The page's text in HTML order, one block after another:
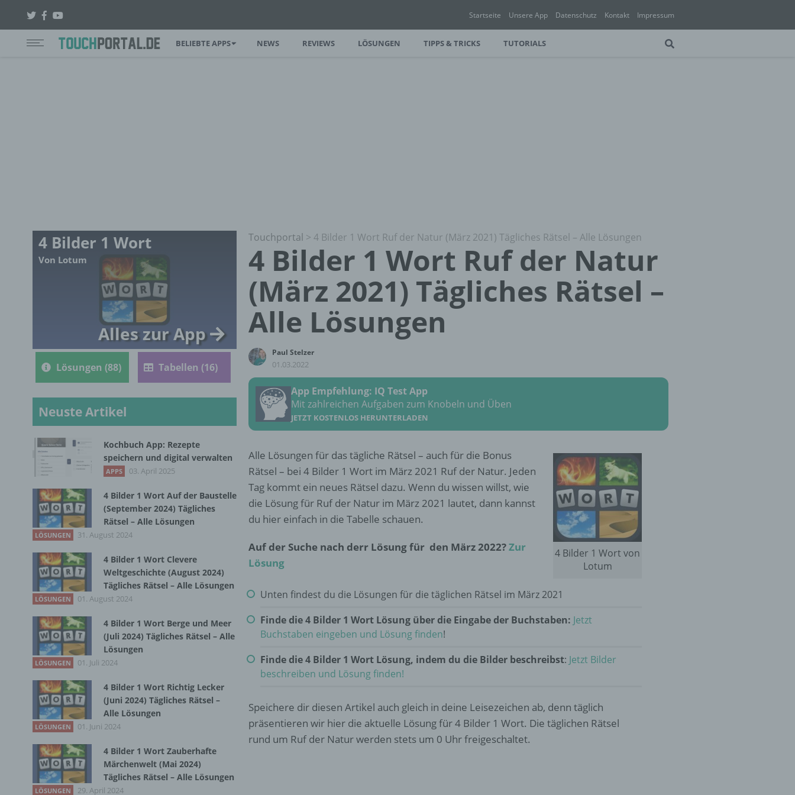
Startseite Unsere App Datenschutz Kontakt Impressum
BELIEBTE APPS NEWS REVIEWS LÖSUNGEN TIPPS & TRICKS TUTORIALS
Touchportal > 4 Bilder 1 Wort Ruf der Natur (März 2021) Tägliches Rätsel – Alle Lösungen
4 Bilder 1 Wort Ruf der Natur
(März 2021) Tägliches Rätsel –
Alle Lösungen
Paul Stelzer
01.03.2022
App Empfehlung: IQ Test App
Mit zahlreichen Aufgaben zum Knobeln und Üben
JETZT KOSTENLOS HERUNTERLADEN
4 Bilder 1 Wort von
Lotum
Alle Lösungen für das tägliche Rätsel – auch für die Bonus
Rätsel – bei 4 Bilder 1 Wort im März 2021 Ruf der Natur. Jeden
Tag kommt ein neues Rätsel dazu. Wenn du wissen willst, wie
die Lösung für Ruf der Natur im März 2021 lautet, dann kannst
du hier einfach in die Tabelle schauen.
Auf der Suche nach derr Lösung für den März 2022?Zur
Lösung
Unten findest du die Lösungen für die täglichen Rätsel im März 2021
Finde die 4 Bilder 1 Wort Lösung über die Eingabe der Buchstaben: Jetzt
Buchstaben eingeben und Lösung finden!
Finde die 4 Bilder 1 Wort Lösung, indem du die Bilder beschreibst: Jetzt Bilder
beschreiben und Lösung finden!
Speichere dir diesen Artikel auch gleich in deine Leisezeichen ab, denn täglich
präsentieren wir hier die aktuelle Lösung für 4 Bilder 1 Wort. Die täglichen Rätsel
rund um Ruf der Natur werden stets um 0 Uhr freigeschaltet.
4 Bilder 1 Wort
Von Lotum
Alles zur App
Lösungen (88) Tabellen (16)
Neuste Artikel
Kochbuch App: Rezepte
speichern und digital verwalten
APPS 03. April 2025
4 Bilder 1 Wort Auf der Baustelle
(September 2024) Tägliches
Rätsel – Alle Lösungen
LÖSUNGEN 31. August 2024
4 Bilder 1 Wort Clevere
Weltgeschichte (August 2024)
Tägliches Rätsel – Alle Lösungen
LÖSUNGEN 01. August 2024
4 Bilder 1 Wort Berge und Meer
(Juli 2024) Tägliches Rätsel – Alle
Lösungen
LÖSUNGEN 01. Juli 2024
4 Bilder 1 Wort Richtig Lecker
(Juni 2024) Tägliches Rätsel –
Alle Lösungen
LÖSUNGEN 01. Juni 2024
4 Bilder 1 Wort Zauberhafte
Märchenwelt (Mai 2024)
Tägliches Rätsel – Alle Lösungen
LÖSUNGEN 29. April 2024